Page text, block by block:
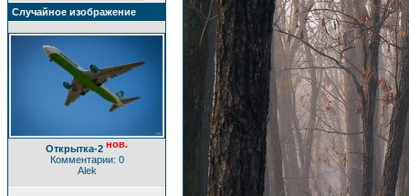
Случайное изображение
Открытка-2 нов.
Комментарии: 0
Alek